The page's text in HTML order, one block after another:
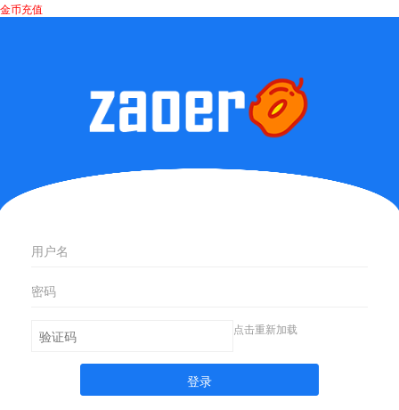
金币充值
点击重新加载
登录